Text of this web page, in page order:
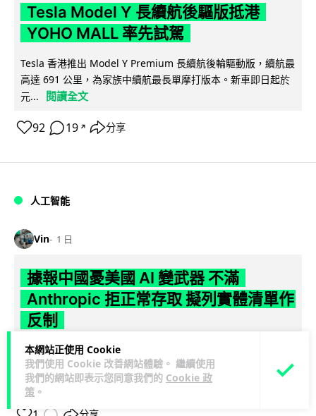
本網站正使用 Cookie
我們使用 Cookie 改善網站體驗。 繼續使用
我們的網站即表示您同意我們的 Cookie 政
策 。
Tesla Model Y 長續航後驅版抵港
YOHO MALL 率先試駕
Tesla 香港推出 Model Y Premium 長續航後輪驅動版，續航最
高達 691 公里，為家族中續航最長單摩打版本。新車即日起於
元...
閱讀全文
92 19 ↗ 分享
人工智能
Vin 1 日
據報中國憂美國 AI 變武器 不滿
Anthropic 拒正常存取 擬列實體清單作
反制
彭博社引述知情人士報道，中國官方擔心美國 AI 公司
Anthropic 開發的頂級模型 Mythos 可被用作攻擊武器，正研
究反制方案。知... 閱讀全文